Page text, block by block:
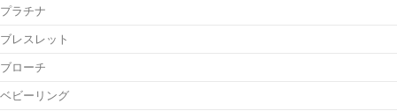
プラチナ
ブレスレット
ブローチ
ベビーリング